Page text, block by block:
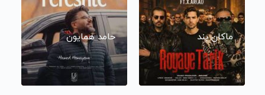
ماکان بند حامد همایون